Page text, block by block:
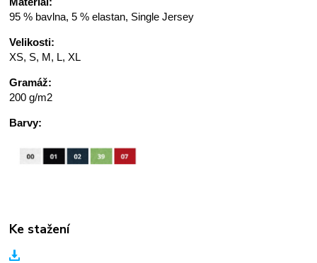
95 % bavlna, 5 % elastan, Single Jersey
Velikosti:
XS, S, M, L, XL
Gramáž:
200 g/m2
Barvy:
Ke stažení